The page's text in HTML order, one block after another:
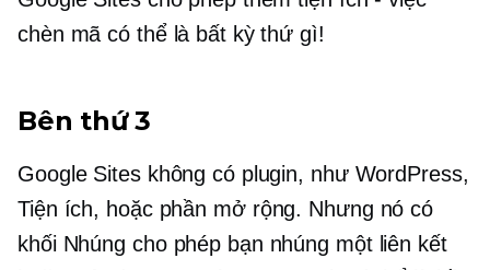
chèn mã có thể là bất kỳ thứ gì!
Bên thứ 3
Google Sites không có plugin, như WordPress,
Tiện ích, hoặc phần mở rộng. Nhưng nó có
khối Nhúng cho phép bạn nhúng một liên kết